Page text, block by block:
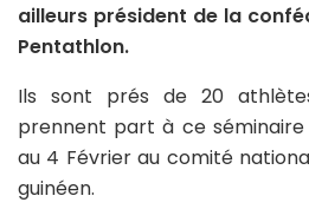
ailleurs président de la
Pentathlon.
Ils sont prés de 20
prennent part à ce
au 4 Février au comité
guinéen.